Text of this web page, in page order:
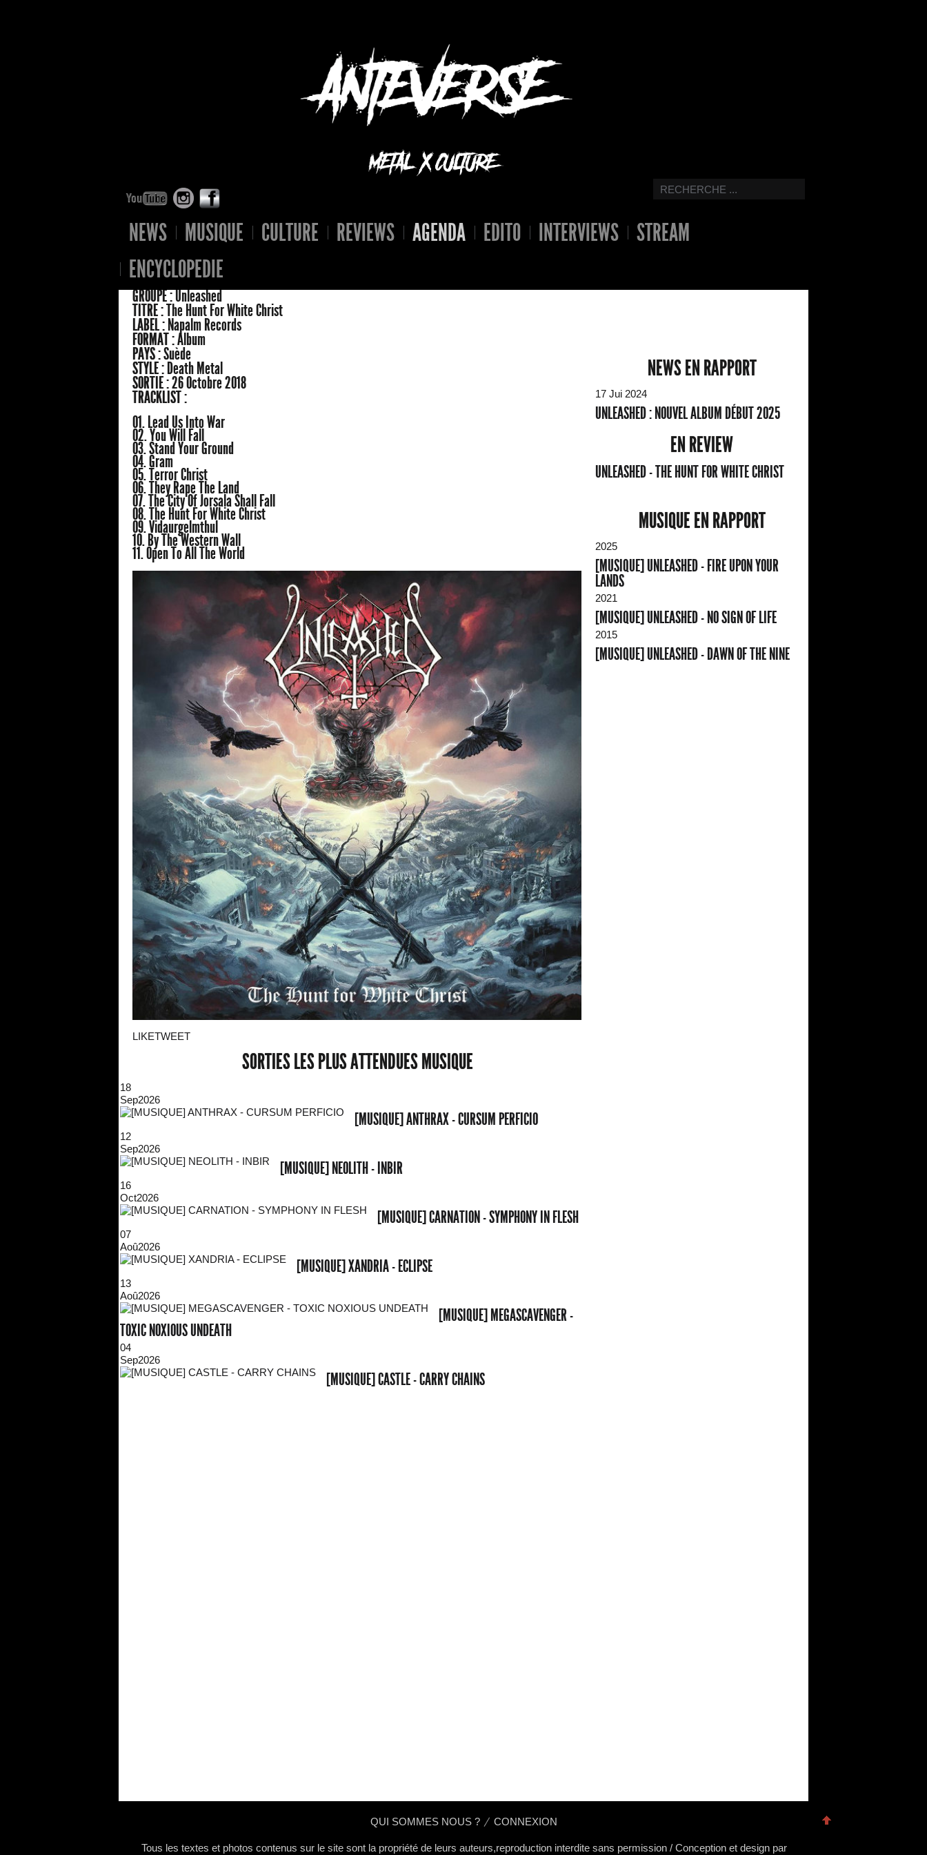
NEWS MUSIQUE CULTURE REVIEWS AGENDA EDITO INTERVIEWS
STREAM
ENCYCLOPEDIE
GROUPE :Unleashed
TITRE :The Hunt For White Christ
LABEL : Napalm Records
FORMAT :Album
PAYS :Suède
STYLE : Death Metal
SORTIE :26 Octobre 2018
TRACKLIST :
01. Lead Us Into War
02. You Will Fall
03. Stand Your Ground
04. Gram
05. Terror Christ
06. They Rape The Land
07. The City Of Jorsala Shall Fall
08. The Hunt For White Christ
09. Vidaurgelmthul
10. By The Western Wall
11. Open To All The World
LIKETWEET
SORTIES LES PLUS ATTENDUES MUSIQUE
18
Sep2026
[MUSIQUE] ANTHRAX - CURSUM PERFICIO
12
Sep2026
[MUSIQUE] NEOLITH - INBIR
16
Oct2026
[MUSIQUE] CARNATION - SYMPHONY IN FLESH
07
Aoû2026
[MUSIQUE] XANDRIA - ECLIPSE
13
Aoû2026
[MUSIQUE] MEGASCAVENGER -
TOXIC NOXIOUS UNDEATH
04
Sep2026
[MUSIQUE] CASTLE - CARRY CHAINS
NEWS EN RAPPORT
17 Jui 2024
UNLEASHED : NOUVEL ALBUM DÉBUT 2025
EN REVIEW
UNLEASHED - THE HUNT FOR WHITE CHRIST
MUSIQUE EN RAPPORT
2025
[MUSIQUE] UNLEASHED - FIRE UPON YOUR
LANDS
2021
[MUSIQUE] UNLEASHED - NO SIGN OF LIFE
2015
[MUSIQUE] UNLEASHED - DAWN OF THE NINE
QUI SOMMES NOUS ? CONNEXION
Tous les textes et photos contenus sur le site sont la propriété de leurs auteurs,reproduction interdite sans permission / Conception et design par